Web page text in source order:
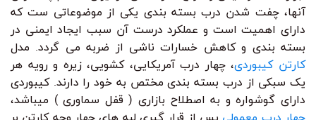
آنها، چفت شدن درب بسته بندی یکی از موضوعاتی ست که
دارای اهمیت است و عملکرد درست آن سبب ایجاد ایمنی در
بسته بندی و کاهش خسارات ناشی از ضربه می گردد. مدل
کارتن کیبوردی، چهار درب آمریکایی، کشویی، زیره و رویه هر
یک سبکی از درب بسته بندی مختص به خود را دارند. کیبوردی
دارای گوشواره و به اصطلاح بازاری ( قفل سماوری ) میباشد،